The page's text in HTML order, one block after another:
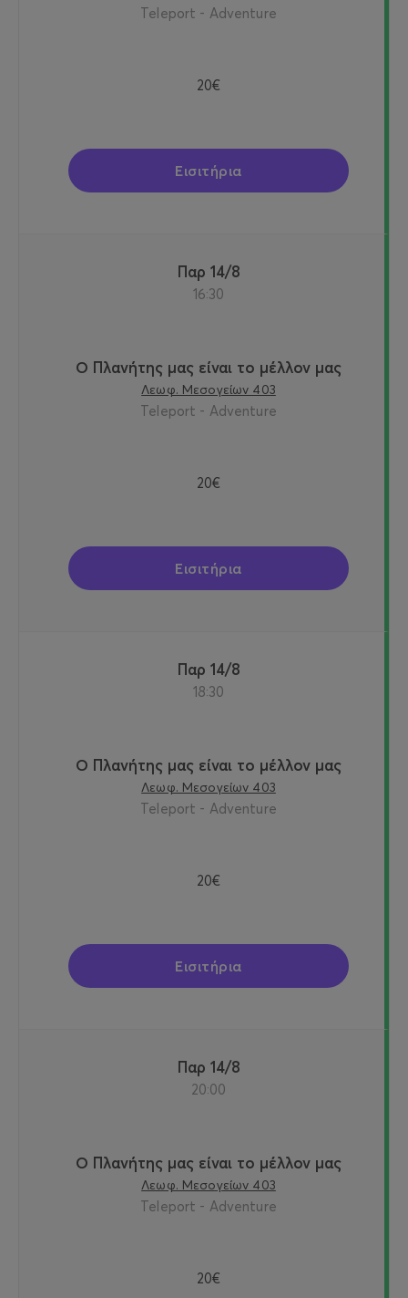
Teleport - Adventure
20€
Εισιτήρια
Παρ 14/8
16:30
Ο Πλανήτης μας είναι το μέλλον μας
Λεωφ. Μεσογείων 403
Teleport - Adventure
20€
Εισιτήρια
Παρ 14/8
18:30
Ο Πλανήτης μας είναι το μέλλον μας
Λεωφ. Μεσογείων 403
Teleport - Adventure
20€
Εισιτήρια
Παρ 14/8
20:00
Ο Πλανήτης μας είναι το μέλλον μας
Λεωφ. Μεσογείων 403
Teleport - Adventure
20€